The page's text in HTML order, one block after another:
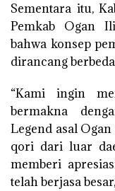
Sementara itu,
Pemkab Ogan
bahwa konsep
dirancang
“Kami ingin
bermakna
Legend asal
qori dari luar
memberi
telah berjasa